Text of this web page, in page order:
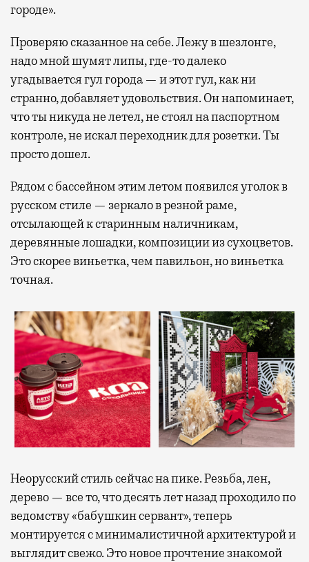
городе».
Проверяю сказанное на себе. Лежу в шезлонге,
надо мной шумят липы, где-то далеко
угадывается гул города — и этот гул, как ни
странно, добавляет удовольствия. Он напоминает,
что ты никуда не летел, не стоял на паспортном
контроле, не искал переходник для розетки. Ты
просто дошел.
Рядом с бассейном этим летом появился уголок в
русском стиле — зеркало в резной раме,
отсылающей к старинным наличникам,
деревянные лошадки, композиции из сухоцветов.
Это скорее виньетка, чем павильон, но виньетка
точная.
Неорусский стиль сейчас на пике. Резьба, лен,
дерево — все то, что десять лет назад проходило по
ведомству «бабушкин сервант», теперь
монтируется с минималистичной архитектурой и
выглядит свежо. Это новое прочтение знакомой